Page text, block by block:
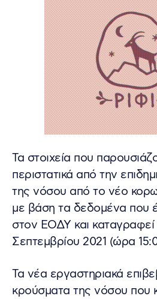
Τα στοιχεία που
περιστατικά από την
της νόσου από το νέο
με βάση τα δεδομένα που
στον ΕΟΔΥ και καταγραφεί
Σεπτεμβρίου 2021 (ώρα
Τα νέα εργαστηριακά
κρούσματα της νόσου που